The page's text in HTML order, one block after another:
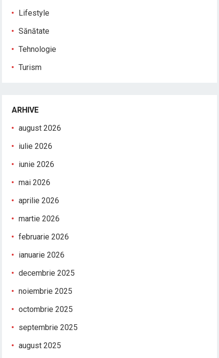
Lifestyle
Sănătate
Tehnologie
Turism
ARHIVE
august 2026
iulie 2026
iunie 2026
mai 2026
aprilie 2026
martie 2026
februarie 2026
ianuarie 2026
decembrie 2025
noiembrie 2025
octombrie 2025
septembrie 2025
august 2025